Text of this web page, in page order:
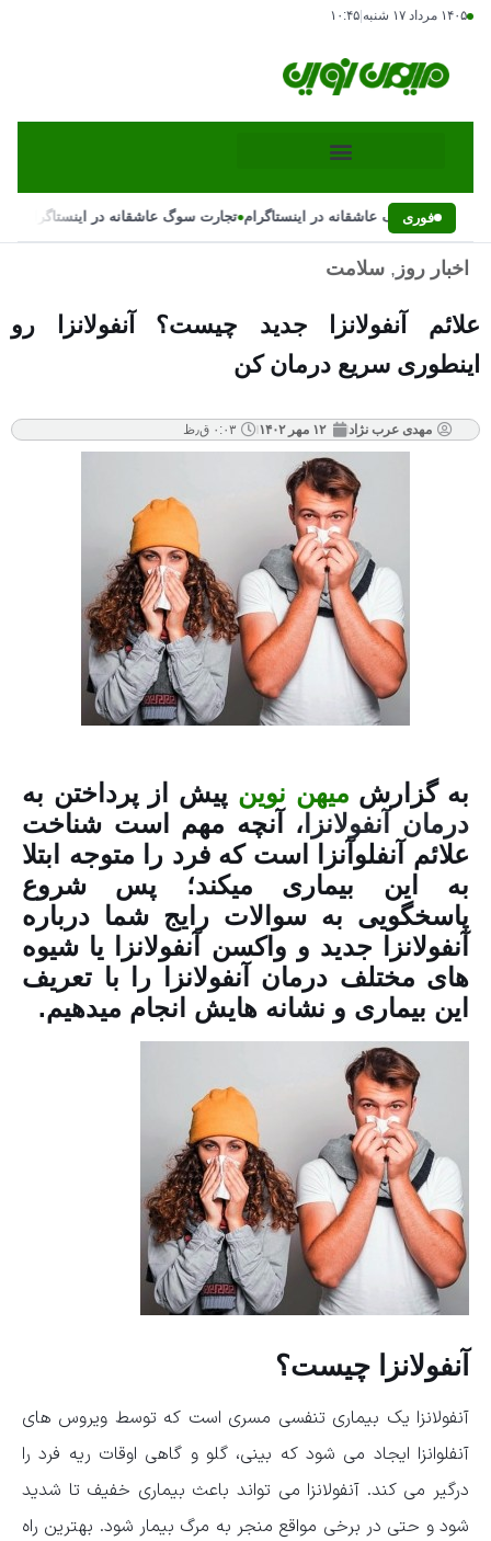
۱۴۰۵ مرداد ۱۷ شنبه ۱۰:۴۵
فوری
تجارت سوگ عاشقانه در اینستاگرام•تجارت سوگ عاشقانه در اینستاگرام
اخبار روز , سلامت
علائم آنفولانزا جدید چیست؟ آنفولانزا رو
اینطوری سریع درمان کن
مهدی عرب نژاد ۱۲ مهر ۱۴۰۲ ۰:۰۳ ق٫ظ
به گزارش میهن نوین پیش از پرداختن به
درمان آنفولانزا ، آنچه مهم است شناخت
علائم آنفلوآنزا است که فرد را متوجه ابتلا
به این بیماری میکند؛ پس شروع
پاسخگویی به سوالات رایج شما درباره
آنفولانزا جدید و واکسن آنفولانزا یا شیوه
های مختلف درمان آنفولانزا را با تعریف
این بیماری و نشانه هایش انجام میدهیم.
آنفولانزا چیست؟
آنفولانزا یک بیماری تنفسی مسری است که توسط ویروس های
آنفلوانزا ایجاد می شود که بینی، گلو و گاهی اوقات ریه فرد را
درگیر می کند. آنفولانزا می تواند باعث بیماری خفیف تا شدید
شود و حتی در برخی مواقع منجر به مرگ بیمار شود. بهترین راه